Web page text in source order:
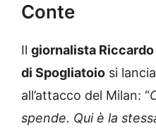
Conte
Il giornalista
di Spogliatoio si
all’attacco del Milan: “
spende. Qui è la